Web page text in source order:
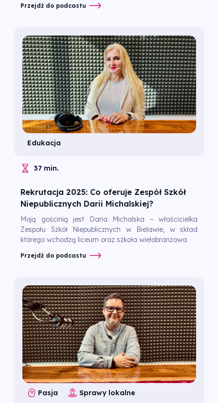
Przejdź do podcastu
Edukacja
37 min.
Rekrutacja 2025: Co oferuje Zespół Szkół
Niepublicznych Darii Michalskiej?
Moją gościnią jest Daria Michalska – właścicielka
Zespołu Szkół Niepublicznych w Bielawie, w skład
którego wchodzą liceum oraz szkoła wielobranżowa.
Przejdź do podcastu
Pasja Sprawy lokalne